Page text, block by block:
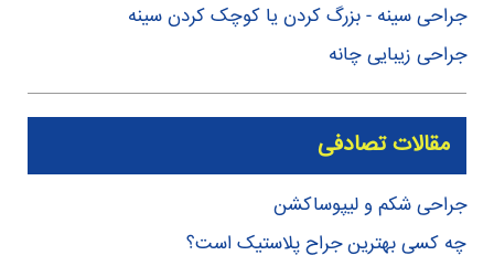
جراحی سینه - بزرگ کردن یا کوچک کردن سینه
جراحی زیبایی چانه
مقالات تصادفی
جراحی شکم و لیپوساکشن
چه کسی بهترین جراح پلاستیک است؟